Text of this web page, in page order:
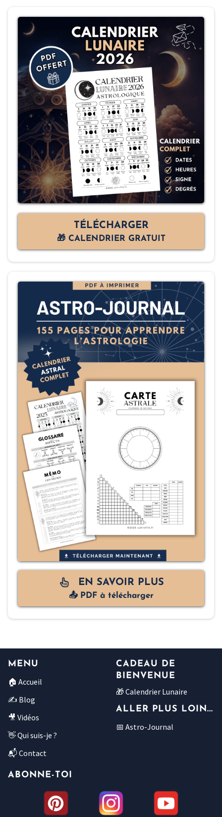
TÉLÉCHARGER
🎁 CALENDRIER GRATUIT
EN SAVOIR PLUS
📤 PDF à télécharger
MENU
🏠 Accueil
✍ Blog
🎥 Vidéos
👋 Qui suis-je ?
📬 Contact
CADEAU DE
BIENVENUE
🎁 Calendrier Lunaire
ALLER PLUS LOIN...
📅 Astro-Journal
ABONNE-TOI